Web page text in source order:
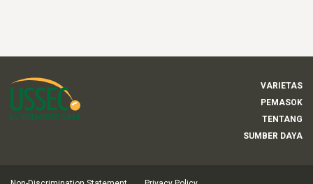
VARIETAS
PEMASOK
TENTANG
SUMBER DAYA